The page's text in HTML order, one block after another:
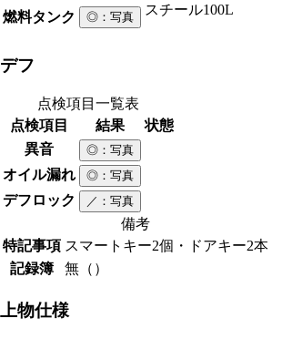
燃料タンク ◎ ：写真 スチール100L
デフ
点検項目一覧表
点検項目
結果
状態
異音
◎ ：写真
オイル漏れ ◎ ：写真
デフロック ／ ：写真
備考
特記事項 スマートキー2個・ドアキー2本
記録簿
無（）
上物仕様